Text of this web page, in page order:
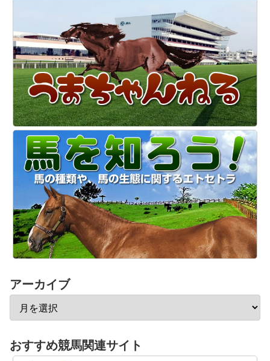
アーカイブ
おすすめ競馬関連サイト